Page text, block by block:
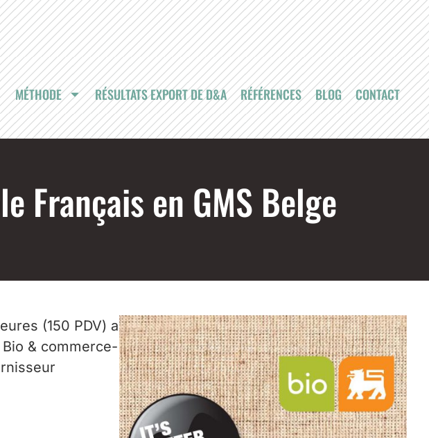
MÉTHODE RÉSULTATS EXPORT DE D&A RÉFÉRENCES BLOG CONTACT
Français en GMS Belge
(150 PDV) a
& commerce-